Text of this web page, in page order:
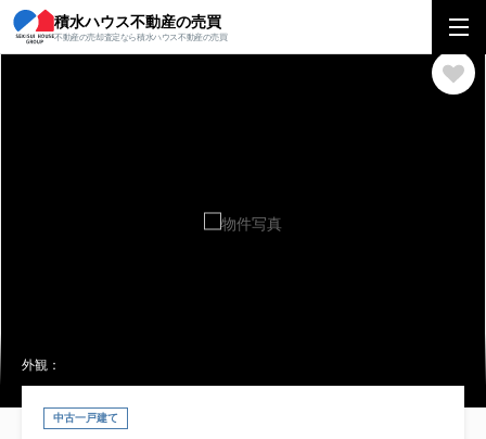
積水ハウス不動産の売買
不動産の売却査定なら積水ハウス不動産の売買
積水ハウス不動産の売買 中部エリア 岐
中古一戸建て
外観：